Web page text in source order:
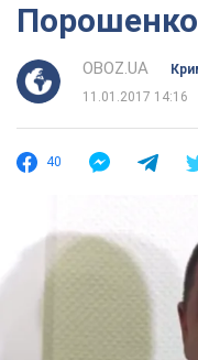
Порошенко
OBOZ.UA
11.01.2017 14:16
40